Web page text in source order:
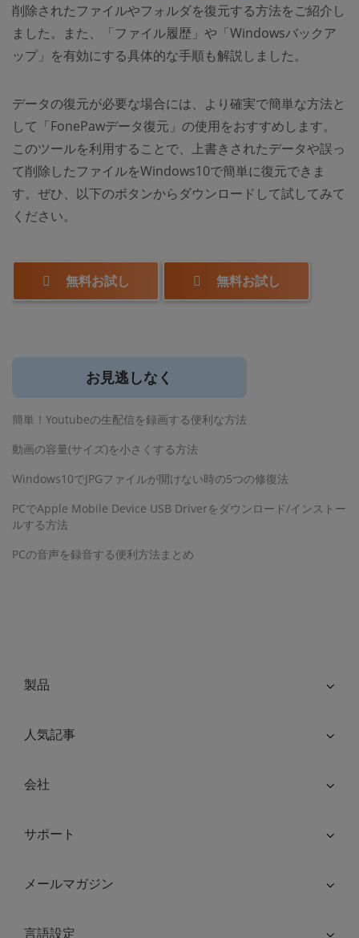
削除されたファイルやフォルダを復元する方法をご紹介し
ました。また、「ファイル履歴」や「Windowsバックア
ップ」を有効にする具体的な手順も解説しました。
データの復元が必要な場合には、より確実で簡単な方法と
して「FonePawデータ復元」の使用をおすすめします。
このツールを利用することで、上書きされたデータや誤っ
て削除したファイルをWindows10で簡単に復元できま
す。ぜひ、以下のボタンからダウンロードして試してみて
ください。
無料お試し 無料お試し
お見逃しなく
簡単！Youtubeの生配信を録画する便利な方法
動画の容量(サイズ)を小さくする方法
Windows10でJPGファイルが開けない時の5つの修復法
PCでApple Mobile Device USB Driverをダウンロード/インストー
ルする方法
PCの音声を録音する便利方法まとめ
製品
人気記事
会社
サポート
メールマガジン
言語設定